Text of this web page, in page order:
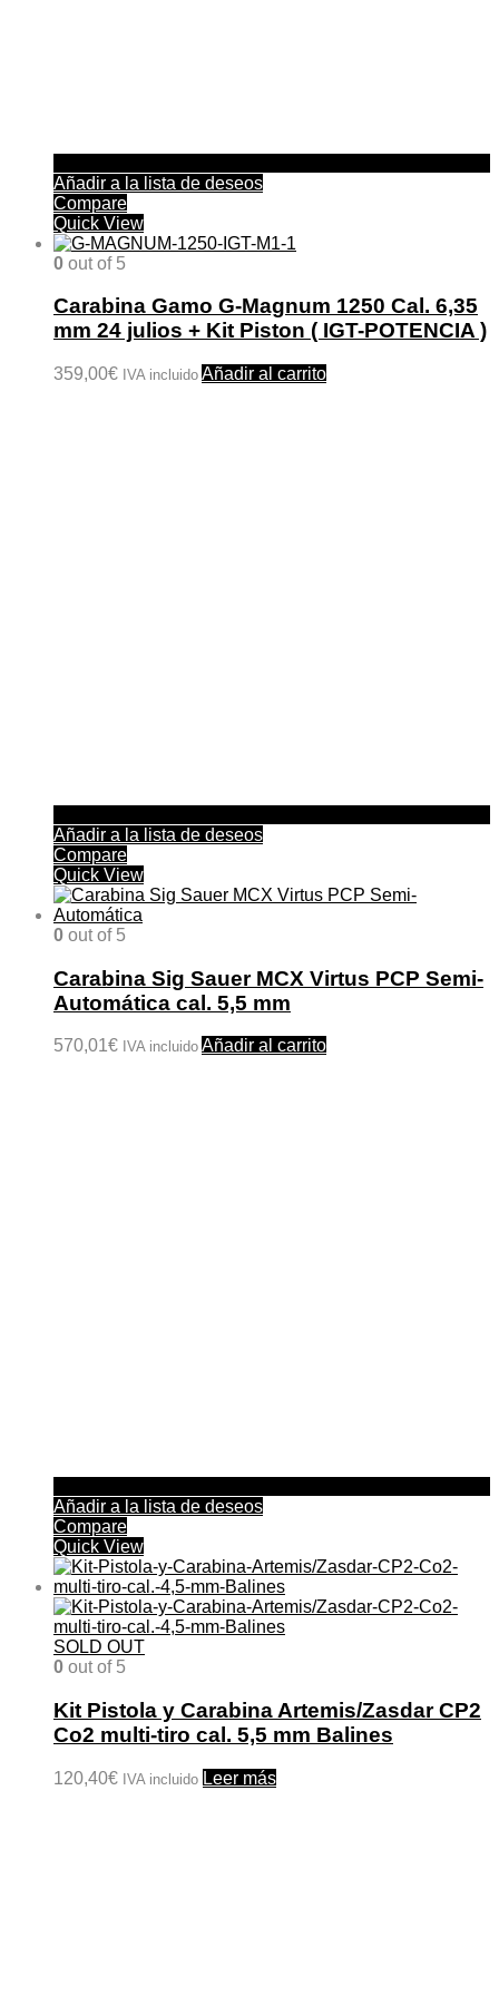
Añadir a la lista de deseos
Compare
Quick View
0 out of 5
Carabina Gamo G-Magnum 1250 Cal. 6,35
mm 24 julios + Kit Piston ( IGT-POTENCIA )
359,00€ IVA incluido Añadir al carrito
Añadir a la lista de deseos
Compare
Quick View
0 out of 5
Carabina Sig Sauer MCX Virtus PCP Semi-
Automática cal. 5,5 mm
570,01€ IVA incluido Añadir al carrito
Añadir a la lista de deseos
Compare
Quick View
SOLD OUT
0 out of 5
Kit Pistola y Carabina Artemis/Zasdar CP2
Co2 multi-tiro cal. 5,5 mm Balines
120,40€ IVA incluido Leer más